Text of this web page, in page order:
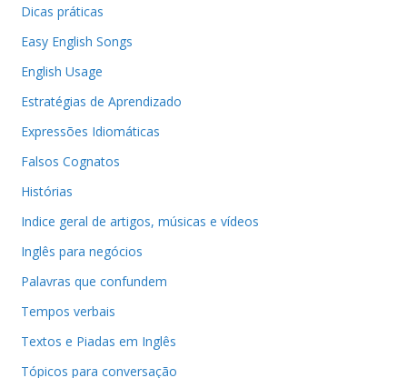
Dicas práticas
Easy English Songs
English Usage
Estratégias de Aprendizado
Expressões Idiomáticas
Falsos Cognatos
Histórias
Indice geral de artigos, músicas e vídeos
Inglês para negócios
Palavras que confundem
Tempos verbais
Textos e Piadas em Inglês
Tópicos para conversação